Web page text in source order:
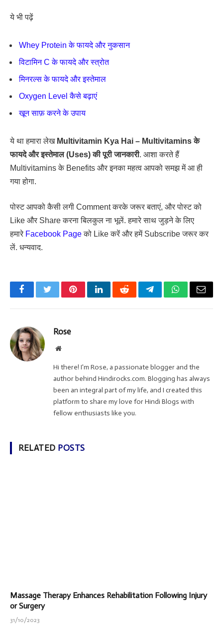
ये भी पढ़ें
Whey Protein के फायदे और नुकसान
विटामिन C के फायदे और स्त्रोत
मिनरल्स के फायदे और इस्तेमाल
Oxygen Level कैसे बढ़ाएं
खून साफ़ करने के उपाय
ये था हमारा लेख Multivitamin Kya Hai – Multivitamins के
फायदे और इस्तेमाल (Uses) की पूरी जानकारी. आशा करते हैं
Multivitamins के Benefits और इनका महत्व आपको समझ में आ ही
गया होगा.
पोस्ट आपको कैसी लगी Comment करके जरूर बताएं, और पोस्ट को
Like और Share करना बिलकुल ना भूलें. हमारे साथ जुड़ने के लिए
हमारे Facebook Pageको Like करें और हमें Subscribe जरूर कर
लें. धन्यवाद.
FacebookTwitterPinterestLinkedInRedditTelegramWhatsApp
Email
Rose
Website
Hi there! I'm Rose, a passionate blogger and the
author behind Hindirocks.com. Blogging has always
been an integral part of my life, and I created this
platform to share my love for Hindi Blogs with
fellow enthusiasts like you.
RELATED POSTS
Massage Therapy Enhances Rehabilitation Following Injury
or Surgery
31/10/2023